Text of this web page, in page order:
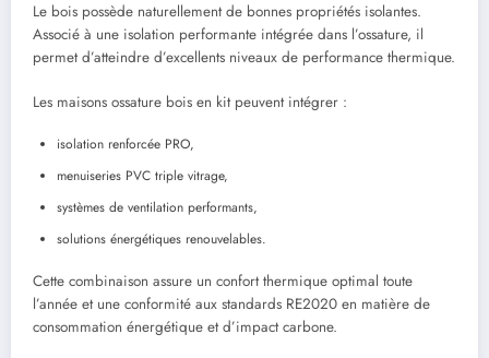
Le bois possède naturellement de bonnes propriétés isolantes.
Associé à une isolation performante intégrée dans l’ossature, il
permet d’atteindre d’excellents niveaux de performance thermique.
Les maisons ossature bois en kit peuvent intégrer :
isolation renforcée PRO,
menuiseries PVC triple vitrage,
systèmes de ventilation performants,
solutions énergétiques renouvelables.
Cette combinaison assure un confort thermique optimal toute
l’année et une conformité aux standards RE2020 en matière de
consommation énergétique et d’impact carbone.